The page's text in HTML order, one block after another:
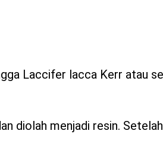
Laccifer lacca Kerr atau
diolah menjadi resin.